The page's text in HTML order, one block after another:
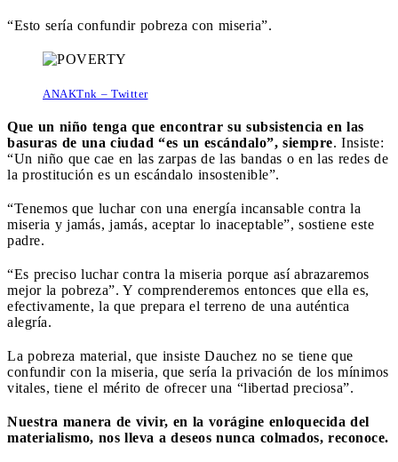
“Esto sería confundir pobreza con miseria”.
ANAKTnk – Twitter
Que un niño tenga que encontrar su subsistencia en las
basuras de una ciudad “es un escándalo”, siempre. Insiste:
“Un niño que cae en las zarpas de las bandas o en las redes de
la prostitución es un escándalo insostenible”.
“Tenemos que luchar con una energía incansable contra la
miseria y jamás, jamás, aceptar lo inaceptable”, sostiene este
padre.
“Es preciso luchar contra la miseria porque así abrazaremos
mejor la pobreza”. Y comprenderemos entonces que ella es,
efectivamente, la que prepara el terreno de una auténtica
alegría.
La pobreza material, que insiste Dauchez no se tiene que
confundir con la miseria, que sería la privación de los mínimos
vitales, tiene el mérito de ofrecer una “libertad preciosa”.
Nuestra manera de vivir, en la vorágine enloquecida del
materialismo, nos lleva a deseos nunca colmados, reconoce.